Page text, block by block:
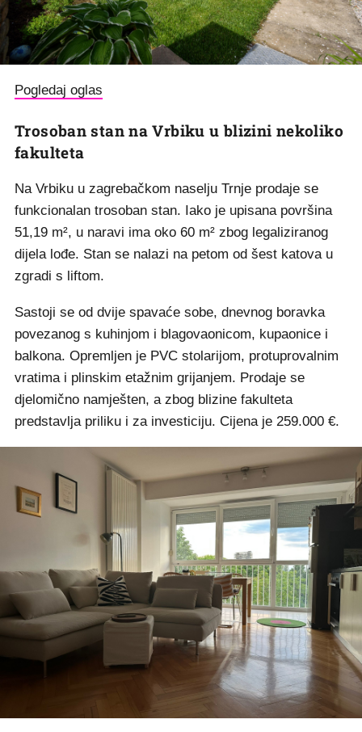
Pogledaj oglas
Trosoban stan na Vrbiku u blizini nekoliko
fakulteta
Na Vrbiku u zagrebačkom naselju Trnje prodaje se
funkcionalan trosoban stan. Iako je upisana površina
51,19 m², u naravi ima oko 60 m² zbog legaliziranog
dijela lođe. Stan se nalazi na petom od šest katova u
zgradi s liftom.
Sastoji se od dvije spavaće sobe, dnevnog boravka
povezanog s kuhinjom i blagovaonicom, kupaonice i
balkona. Opremljen je PVC stolarijom, protuprovalnim
vratima i plinskim etažnim grijanjem. Prodaje se
djelomično namješten, a zbog blizine fakulteta
predstavlja priliku i za investiciju. Cijena je 259.000 €.